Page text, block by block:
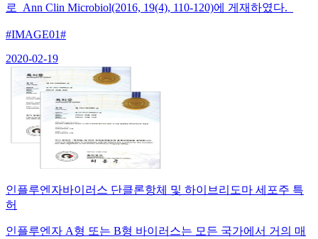
로 Ann Clin Microbiol(2016, 19(4), 110-120)에 게재하였다.
#IMAGE01#
2020-02-19
인플루엔자바이러스 단클론항체 및 하이브리도마 세포주 특
허
인플루엔자 A형 또는 B형 바이러스는 모든 국가에서 거의 매